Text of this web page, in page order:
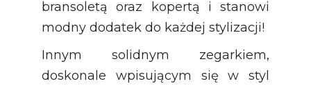
bransoletą oraz kopertą i stanowi
modny dodatek do każdej stylizacji!
Innym solidnym zegarkiem,
doskonale wpisującym się w styl